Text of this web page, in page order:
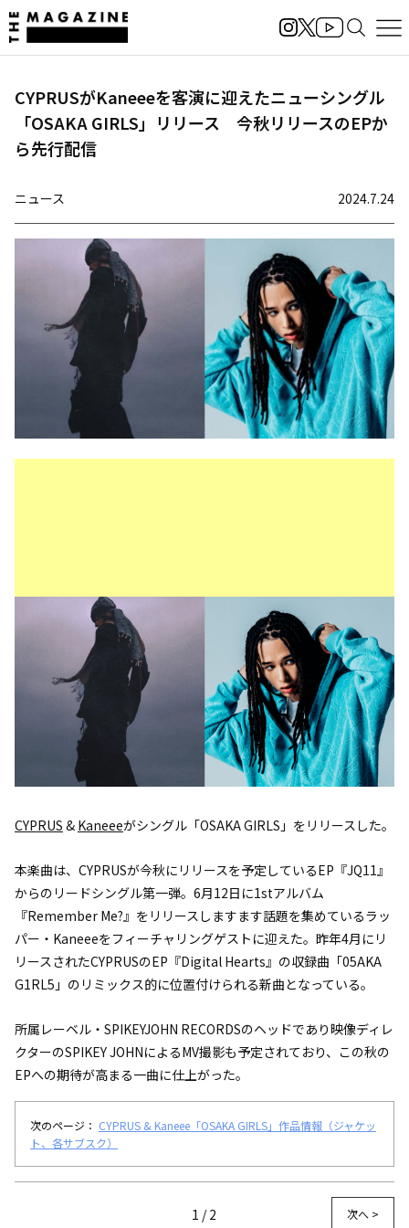
CYPRUSがKaneeeを客演に迎えたニューシングル
「OSAKA GIRLS」リリース 今秋リリースのEPか
ら先行配信
ニュース 2024.7.24
CYPRUS & Kaneeeがシングル「OSAKA GIRLS」をリリースした。
本楽曲は、CYPRUSが今秋にリリースを予定しているEP『JQ11』
からのリードシングル第一弾。6月12日に1stアルバム
『Remember Me?』をリリースしますます話題を集めているラッ
パー・Kaneeeをフィーチャリングゲストに迎えた。昨年4月にリ
リースされたCYPRUSのEP『Digital Hearts』の収録曲「05AKA
G1RL5」のリミックス的に位置付けられる新曲となっている。
所属レーベル・SPIKEYJOHN RECORDSのヘッドであり映像ディレ
クターのSPIKEY JOHNによるMV撮影も予定されており、この秋の
EPへの期待が高まる一曲に仕上がった。
次のページ： CYPRUS & Kaneee「OSAKA GIRLS」作品情報（ジャケッ
ト、各サブスク）
1 / 2 次へ >